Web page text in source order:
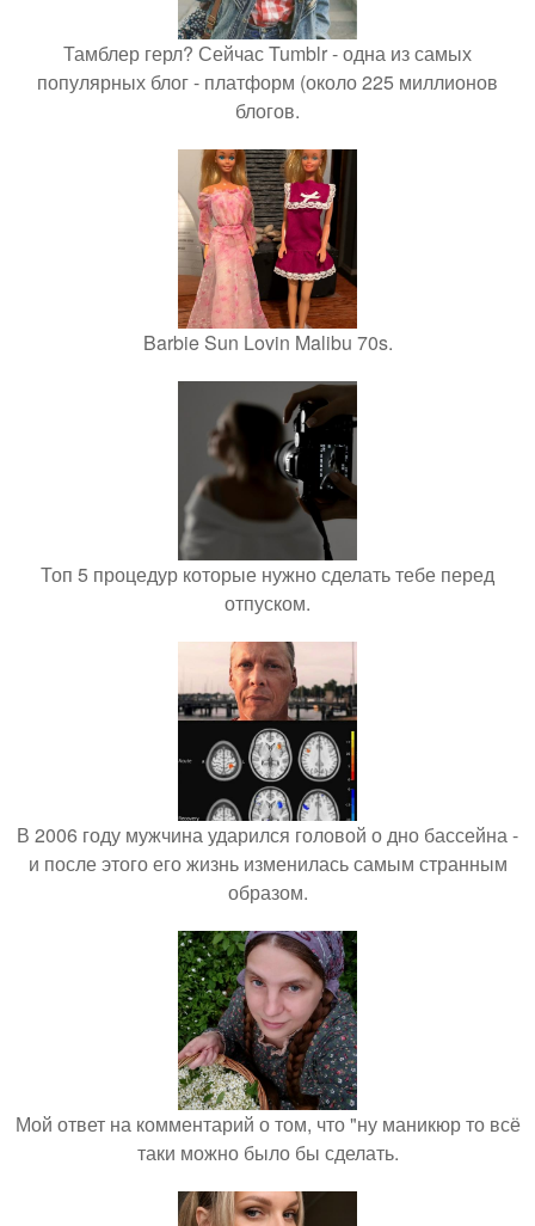
Тамблер герл? Сейчас Tumblr - одна из самых
популярных блог - платформ (около 225 миллионов
блогов.
Barbie Sun Lovin Malibu 70s.
Топ 5 процедур которые нужно сделать тебе перед
отпуском.
В 2006 году мужчина ударился головой о дно бассейна -
и после этого его жизнь изменилась самым странным
образом.
Мой ответ на комментарий о том, что "ну маникюр то всё
таки можно было бы сделать.